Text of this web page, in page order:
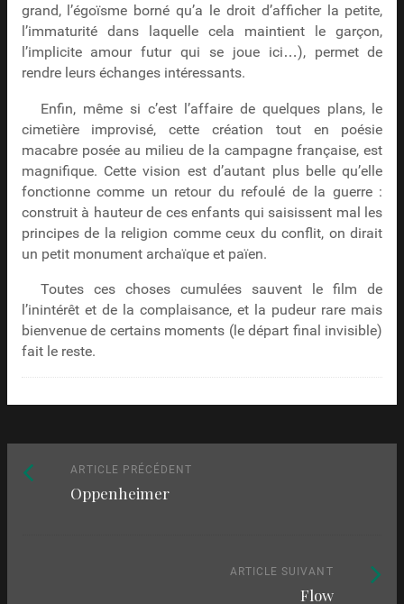
grand, l’égoïsme borné qu’a le droit d’afficher la petite,
l’immaturité dans laquelle cela maintient le garçon,
l’implicite amour futur qui se joue ici…), permet de
rendre leurs échanges intéressants.
Enfin, même si c’est l’affaire de quelques plans, le
cimetière improvisé, cette création tout en poésie
macabre posée au milieu de la campagne française, est
magnifique. Cette vision est d’autant plus belle qu’elle
fonctionne comme un retour du refoulé de la guerre :
construit à hauteur de ces enfants qui saisissent mal les
principes de la religion comme ceux du conflit, on dirait
un petit monument archaïque et païen.
Toutes ces choses cumulées sauvent le film de
l’inintérêt et de la complaisance, et la pudeur rare mais
bienvenue de certains moments (le départ final invisible)
fait le reste.
Naviguez
parmi
ARTICLE PRÉCÉDENT
Oppenheimer
ARTICLE SUIVANT
Flow
Article